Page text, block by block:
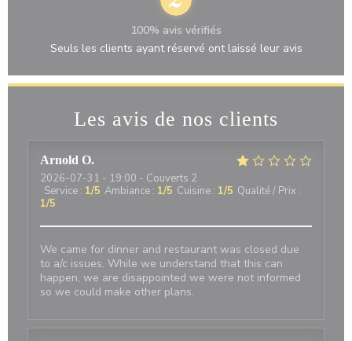
Les avis de nos clients
Arnold O
2026-07-31 - 19:00 - Couverts 2
Service : 1/5 Ambiance : 1/5 Cuisine : 1/5 Qualité / Prix :
1/5
We came for dinner and restaurant was closed due
to a/c issues. While we understand that this can
happen, we are disappointed we were not informed
so we could make other plans.
100% avis vérifiés
Seuls les clients ayant réservé ont laissé leur avis